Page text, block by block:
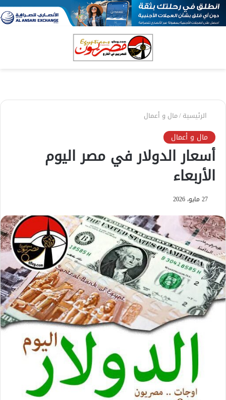
الرئيسية/مال و أعمال
مال و أعمال
أسعار الدولار في مصر اليوم
الأربعاء
27 مايو، 2026